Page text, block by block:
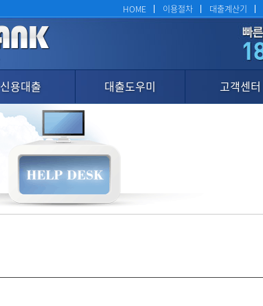
HOME 이용절차 대출계산기
신용대출 대출도우미 고객센터